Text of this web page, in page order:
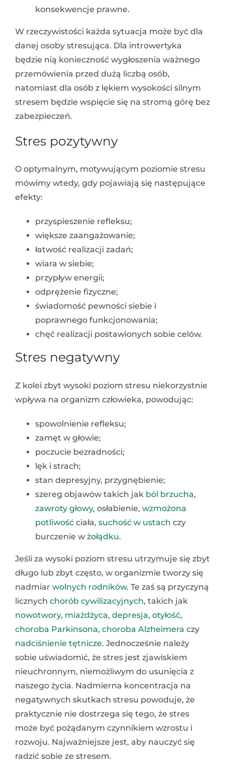
konsekwencje prawne.
W rzeczywistości każda sytuacja może być dla
danej osoby stresująca. Dla introwertyka
będzie nią konieczność wygłoszenia ważnego
przemówienia przed dużą liczbą osób,
natomiast dla osób z lękiem wysokości silnym
stresem będzie wspięcie się na stromą górę bez
zabezpieczeń.
Stres pozytywny
O optymalnym, motywującym poziomie stresu
mówimy wtedy, gdy pojawiają się następujące
efekty:
przyspieszenie refleksu;
większe zaangażowanie;
łatwość realizacji zadań;
wiara w siebie;
przypływ energii;
odprężenie fizyczne;
świadomość pewności siebie i
poprawnego funkcjonowania;
chęć realizacji postawionych sobie celów.
Stres negatywny
Z kolei zbyt wysoki poziom stresu niekorzystnie
wpływa na organizm człowieka, powodując:
spowolnienie refleksu;
zamęt w głowie;
poczucie bezradności;
lęk i strach;
stan depresyjny, przygnębienie;
szereg objawów takich jak ból brzucha,
zawroty głowy, osłabienie, wzmożona
potliwość ciała, suchość w ustach czy
burczenie w żołądku.
Jeśli za wysoki poziom stresu utrzymuje się zbyt
długo lub zbyt często, w organizmie tworzy się
nadmiar wolnych rodników. Te zaś są przyczyną
licznych chorób cywilizacyjnych, takich jak
nowotwory, miażdżyca, depresja, otyłość,
choroba Parkinsona, choroba Alzheimera czy
nadciśnienie tętnicze. Jednocześnie należy
sobie uświadomić, że stres jest zjawiskiem
nieuchronnym, niemożliwym do usunięcia z
naszego życia. Nadmierna koncentracja na
negatywnych skutkach stresu powoduje, że
praktycznie nie dostrzega się tego, że stres
może być pożądanym czynnikiem wzrostu i
rozwoju. Najważniejsze jest, aby nauczyć się
radzić sobie ze stresem.